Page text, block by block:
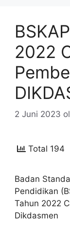
2022
2 Juni 2023
Total 194
Badan
Pendidikan
Tahun 2022
Dikdasmen